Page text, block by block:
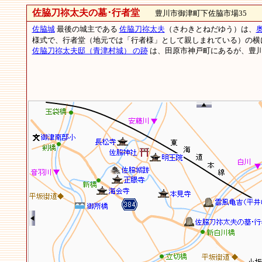
佐脇刀祢太夫の墓･行者堂豊川市御津町下佐脇市場35
佐脇城最後の城主である 佐脇刀祢太夫 （さわきとねだゆう）は、
様式で、行者堂（地元では「行者様」として親しまれている）
佐脇刀祢太夫邸（青津村城） の跡は、田原市神戸町にあるが、豊